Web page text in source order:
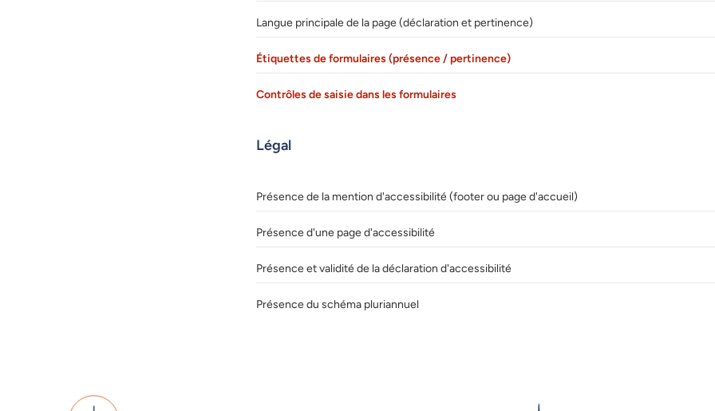
Langue principale de la page (déclaration et pertinence)
Étiquettes de formulaires (présence / pertinence)
Contrôles de saisie dans les formulaires
Légal
Présence de la mention d'accessibilité (footer ou page d'accueil)
Présence d'une page d'accessibilité
Présence et validité de la déclaration d'accessibilité
Présence du schéma pluriannuel